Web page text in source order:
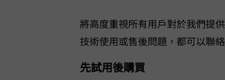
VideoHunter 將高度重視所有用戶對
技術使用或售後問題，都可以聯
先試用後購買